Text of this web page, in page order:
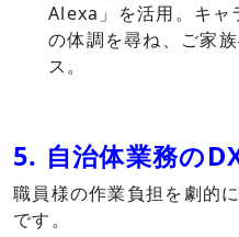
Alexa」を活用。キャ
の体調を尋ね、ご家
ス。
5. 自治体業務の
職員様の作業負担を劇的
です。